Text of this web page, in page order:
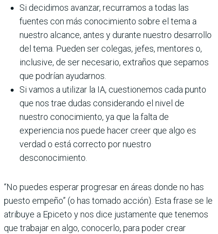
Si decidimos avanzar, recurramos a todas las
fuentes con más conocimiento sobre el tema a
nuestro alcance, antes y durante nuestro desarrollo
del tema. Pueden ser colegas, jefes, mentores o,
inclusive, de ser necesario, extraños que sepamos
que podrían ayudarnos.
Si vamos a utilizar la IA, cuestionemos cada punto
que nos trae dudas considerando el nivel de
nuestro conocimiento, ya que la falta de
experiencia nos puede hacer creer que algo es
verdad o está correcto por nuestro
desconocimiento.
“No puedes esperar progresar en áreas donde no has
puesto empeño” (o has tomado acción). Esta frase se le
atribuye a Epiceto y nos dice justamente que tenemos
que trabajar en algo, conocerlo, para poder crear